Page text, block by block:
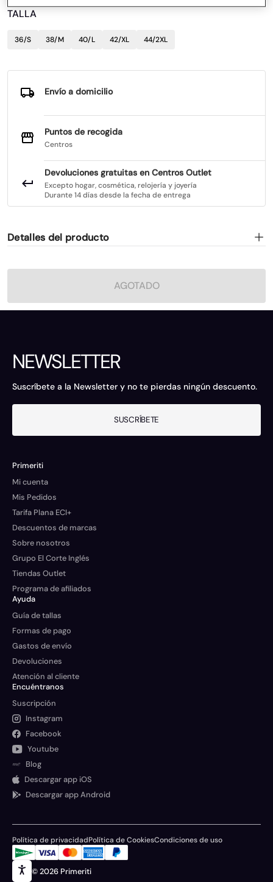
TALLA
36/S 38/M 40/L 42/XL 44/2XL
Envío a domicilio
Puntos de recogida
Centros
Devoluciones gratuitas en Centros Outlet
Excepto hogar, cosmética, relojería y joyería
Durante 14 días desde la fecha de entrega
Detalles del producto
AGOTADO
NEWSLETTER
Suscríbete a la Newsletter y no te pierdas ningún descuento.
SUSCRÍBETE
Primeriti
Mi cuenta
Mis Pedidos
Tarifa Plana ECI+
Descuentos de marcas
Sobre nosotros
Grupo El Corte Inglés
Tiendas Outlet
Programa de afiliados
Ayuda
Guía de tallas
Formas de pago
Gastos de envío
Devoluciones
Atención al cliente
Encuéntranos
Suscripción
Instagram
Facebook
Youtube
Blog
Descargar app iOS
Descargar app Android
© 2026 Primeriti
Política de privacidadPolítica de CookiesCondiciones de uso